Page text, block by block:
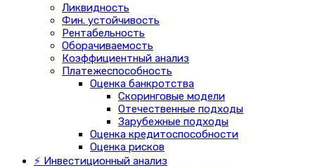
Ликвидность
Фин. устойчивость
Рентабельность
Оборачиваемость
Коэффициентный анализ
Платежеспособность
Оценка банкротства
Скоринговые модели
Отечественные подходы
Зарубежные подходы
Оценка кредитоспособности
Оценка рисков
⚡ Инвестиционный анализ